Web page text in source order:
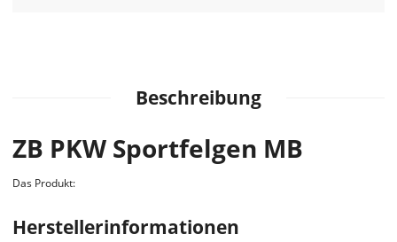
Beschreibung
ZB PKW Sportfelgen MB
Das Produkt:
Herstellerinformationen